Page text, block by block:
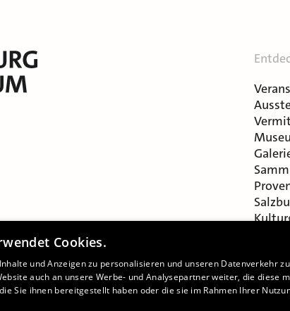
Cookies.
und Anzeigen zu personalisieren und unseren Datenverkehr
auch an unsere Werbe- und Analysepartner weiter, die diese
Sie ihnen bereitgestellt haben oder die sie im Rahmen Ihrer